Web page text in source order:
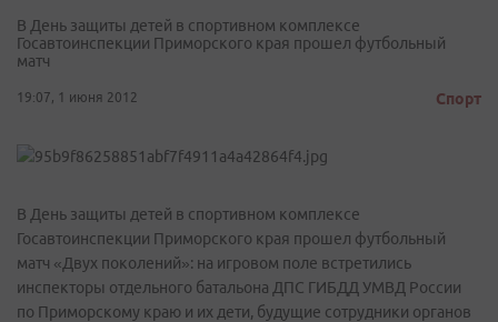
В День защиты детей в спортивном комплексе
Госавтоинспекции Приморского края прошел футбольный
матч
19:07, 1 июня 2012 Спорт
В День защиты детей в спортивном комплексе
Госавтоинспекции Приморского края прошел футбольный
матч «Двух поколений»: на игровом поле встретились
инспекторы отдельного батальона ДПС ГИБДД УМВД России
по Приморскому краю и их дети, будущие сотрудники органов